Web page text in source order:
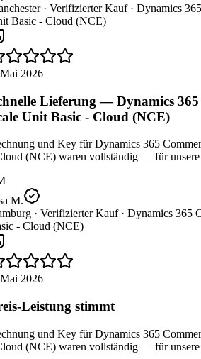
· Verifizierter Kauf · Dynamics
Basic - Cloud (NCE)
2026
Lieferung — Dynamics 365
Unit Basic - Cloud (NCE)
und Key für Dynamics 365
(NCE) waren vollständig — für unsere
M.
· Verifizierter Kauf · Dynamics 365
- Cloud (NCE)
2026
Leistung stimmt
und Key für Dynamics 365
(NCE) waren vollständig — für unsere